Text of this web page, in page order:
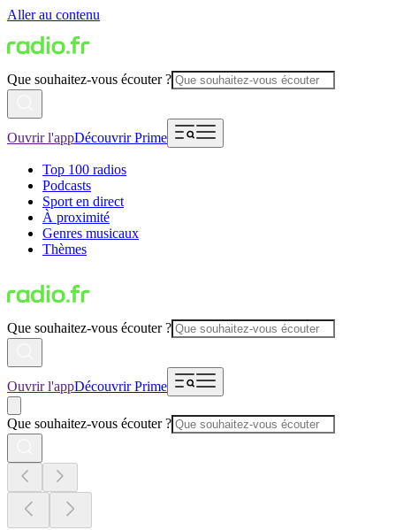
Aller au contenu
Que souhaitez-vous écouter ?
Ouvrir l'appDécouvrir Prime
Top 100 radios
Podcasts
Sport en direct
À proximité
Genres musicaux
Thèmes
Que souhaitez-vous écouter ?
Ouvrir l'appDécouvrir Prime
Que souhaitez-vous écouter ?